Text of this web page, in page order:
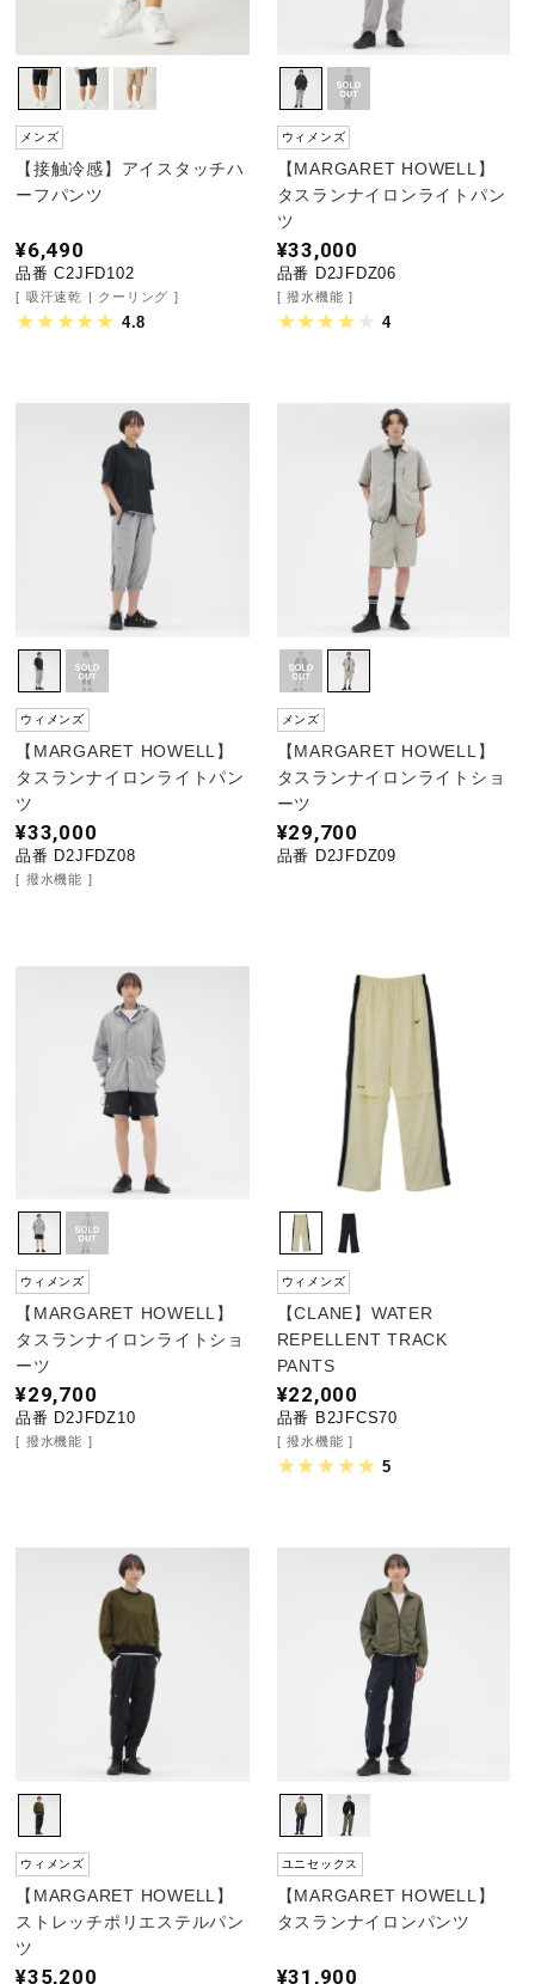
インナー
寝具／ミズノスリープ
サポーター
健康／エクササイズ
ジュニア／キッズ
メディカル
コラボ／ライセンス
セール
直営店一覧
取扱店一覧
メンズ
【接触冷感】アイスタッチハ
ーフパンツ
¥6,490
品番 C2JFD102
吸汗速乾 クーリング
4.8
ウィメンズ
【MARGARET HOWELL】
タスランナイロンライトパン
ツ
¥33,000
品番 D2JFDZ06
撥水機能
4
ウィメンズ
【MARGARET HOWELL】
タスランナイロンライトパン
ツ
¥33,000
品番 D2JFDZ08
撥水機能
メンズ
【MARGARET HOWELL】
タスランナイロンライトショ
ーツ
¥29,700
品番 D2JFDZ09
ウィメンズ
【MARGARET HOWELL】
タスランナイロンライトショ
ーツ
¥29,700
品番 D2JFDZ10
撥水機能
ウィメンズ
【CLANE】WATER
REPELLENT TRACK
PANTS
¥22,000
品番 B2JFCS70
撥水機能
5
ウィメンズ
【MARGARET HOWELL】
ストレッチポリエステルパン
ツ
¥35,200
ユニセックス
【MARGARET HOWELL】
タスランナイロンパンツ
¥31,900